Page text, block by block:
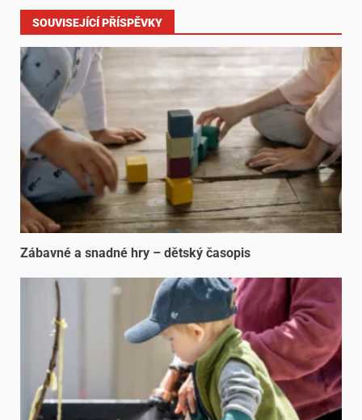
SOUVISEJÍCÍ PŘÍSPĚVKY
Zábavné a snadné hry – dětský časopis